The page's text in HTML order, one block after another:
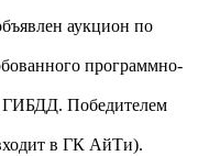
аукцион по
программно-
ГИБДД. Победителем
в ГК АйТи).